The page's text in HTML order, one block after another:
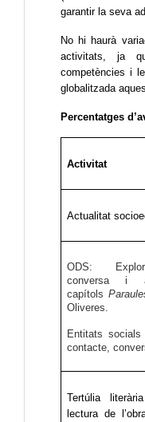
garantir la seva
No hi haurà
activitats, ja
competències i
globalitzada
Percentatges
Activitat
Actualitat
ODS:
conversa i
capítols
Oliveres.
Entitats socials
contacte,
Tertúlia
lectura de